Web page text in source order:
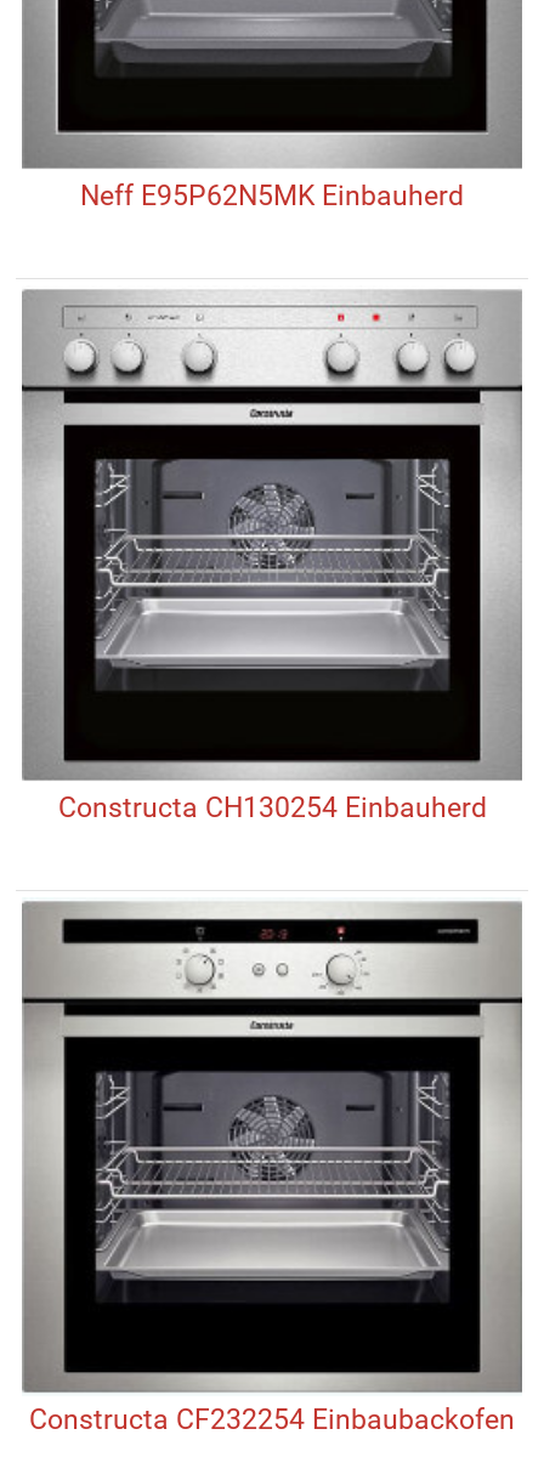
Neff E95P62N5MK Einbauherd
Constructa CH130254 Einbauherd
Constructa CF232254 Einbaubackofen